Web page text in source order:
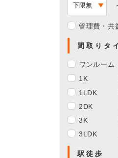
管理費・共
間取りタ
ワンルーム
1K
1LDK
2DK
3K
3LDK
駅徒歩